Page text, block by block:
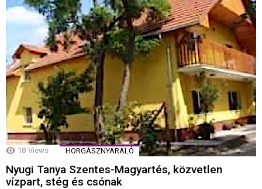
18 Views HORGÁSZNYARALÓ
Nyugi Tanya Szentes-Magyartés, közvetlen
vízpart, stég és csónak